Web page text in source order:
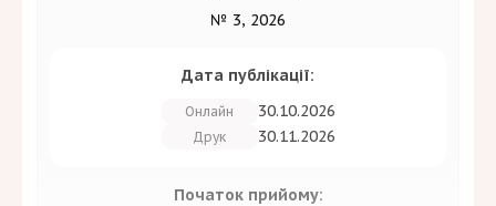
№ 3, 2026
Дата публікації:
Онлайн 30.10.2026
Друк 30.11.2026
Початок прийому: